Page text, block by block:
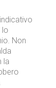
lo
Non
la